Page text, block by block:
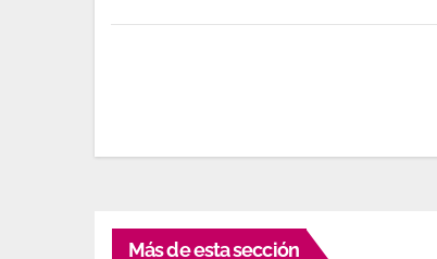
Más de esta sección